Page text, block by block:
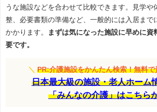
うな施設などを合わせて比較できます。見学や
整、必要書類の準備など、一般的には入居まで
かかります。
まずは気になった施設に早めに資
要です。
＼ PR:介護施設をかんたん検索！無料で
日本最大級の施設・老人ホーム
「みんなの介護」はこちら